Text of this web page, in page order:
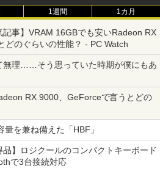
1週間 1カ月
記事】VRAM 16GBでも安いRadeon RX
どのぐらいの性能？ - PC Watch
無理……そう思っていた時期が僕にもあ
RX 9000、GeForceで言うとどの
量を兼ね備えた「HBF」
品】ロジクールのコンパクトキーボード
で3台接続対応